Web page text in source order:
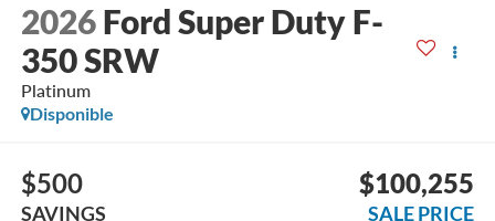
2026 Ford Super Duty F-
350 SRW
Platinum
Disponible
$500
SAVINGS
$100,255
SALE PRICE